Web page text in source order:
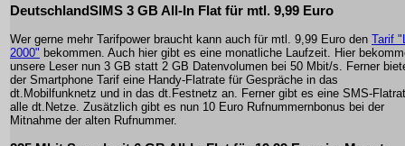
DeutschlandSIMS 3 GB All-In Flat für mtl. 9,99 Euro
Wer gerne mehr Tarifpower braucht kann auch für mtl. 9,99 Euro den Tarif
2000" bekommen. Auch hier gibt es eine monatliche Laufzeit. Hier
unsere Leser nun 3 GB statt 2 GB Datenvolumen bei 50 Mbit/s. Ferner
der Smartphone Tarif eine Handy-Flatrate für Gespräche in das
dt.Mobilfunknetz und in das dt.Festnetz an. Ferner gibt es eine SMS-
alle dt.Netze. Zusätzlich gibt es nun 10 Euro Rufnummernbonus bei der
Mitnahme der alten Rufnummer.